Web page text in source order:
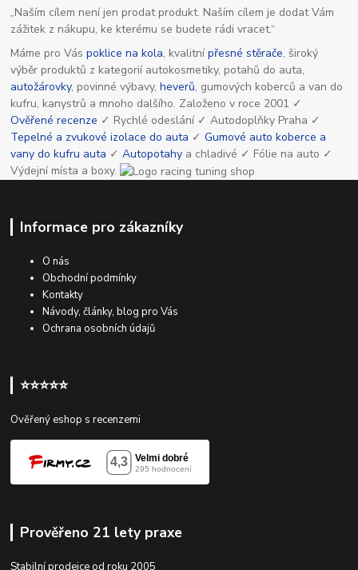
„Naším cílem není jen prodat produkt. Naším cílem je dodat Vám
zážitek z nákupu, ke kterému se budete rádi vracet.“
Máme pro Váspoklice na kola, kvalitnípřesné stěrače, široký
výběr produktů z kategorií autokosmetiky, potahů do auta,
autožárovky, povinné výbavy,heverů, gumových koberců a van do
kufru, kanystrů a mnoho dalšího. Založeno v roce 2001 ✓
Ověřené recenze ✓ Rychlé odeslání ✓ Autodoplňky Praha ✓
Tepelné a zvukové izolace do auta ✓Gumové auto koberce a
vany do kufru auta ✓Autopotahy a chladivé ✓ Fólie na auto ✓
Výdejní místa a boxy.
Informace pro zákazníky
O nás
Obchodní podmínky
Kontakty
Návody, články, blog pro Vás
Ochrana osobních údajů
⭐⭐⭐⭐⭐
Ověřený eshop s recenzemi
Prověřeno 21 lety praxe
Stabilní prodejce od roku 2005